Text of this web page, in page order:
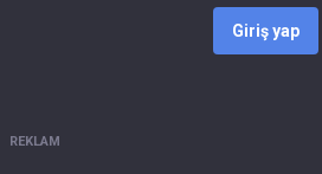
Giriş yap
REKLAM